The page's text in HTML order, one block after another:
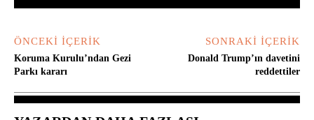
ÖNCEKI İÇERIK
Koruma Kurulu’ndan Gezi
Parkı kararı
SONRAKI İÇERIK
Donald Trump’ın davetini
reddettiler